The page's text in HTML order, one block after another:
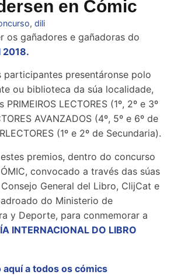
en Cómic
, dili
os gañadores e gañadoras do
2018.
participantes presentáronse polo
ou biblioteca da súa localidade,
LECTORES (1º, 2º e 3º
AVANZADOS (4º, 5º e 6º de
(1º e 2º de Secundaria).
premios, dentro do concurso
convocado a través das súas
General del Libro, ClijCat e
do Ministerio de
y Deporte, para conmemorar a
INTERNACIONAL DO LIBRO
aquí a todos os cómics